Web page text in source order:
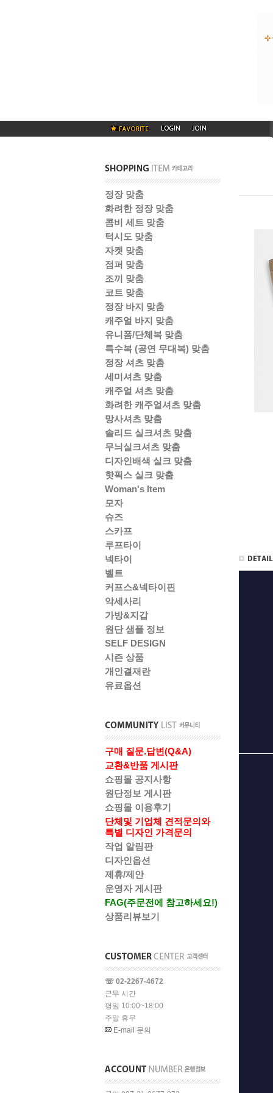
정장 맞춤
화려한 정장 맞춤
콤비 세트 맞춤
턱시도 맞춤
자켓 맞춤
점퍼 맞춤
조끼 맞춤
코트 맞춤
정장 바지 맞춤
캐주얼 바지 맞춤
유니폼/단체복 맞춤
특수복 (공연 무대복) 맞춤
정장 셔츠 맞춤
세미셔츠 맞춤
캐주얼 셔츠 맞춤
화려한 캐주얼셔츠 맞춤
망사셔츠 맞춤
솔리드 실크셔츠 맞춤
무늬실크셔츠 맞춤
디자인배색 실크 맞춤
핫픽스 실크 맞춤
Woman's Item
모자
슈즈
스카프
루프타이
넥타이
벨트
커프스&넥타이핀
악세사리
가방&지갑
원단 샘플 정보
SELF DESIGN
시즌 상품
개인결재란
유료옵션
구매 질문.답변(Q&A)
교환&반품 게시판
쇼핑몰 공지사항
원단정보 게시판
쇼핑몰 이용후기
단체및 기업체 견적문의와
특별 디자인 가격문의
작업 알림판
디자인옵션
제휴/제안
운영자 게시판
FAG(주문전에 참고하세요!)
상품리뷰보기
☏ 02-2267-4672
근무 시간
평일 10:00~18:00
주말 휴무
E-mail 문의